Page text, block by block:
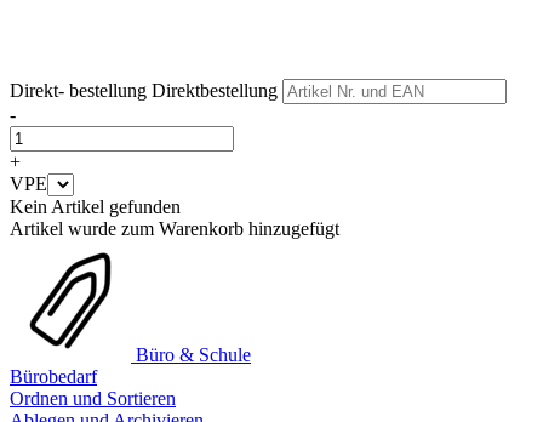
Direkt- bestellung Direktbestellung
-
+
VPE
Kein Artikel gefunden
Artikel wurde zum Warenkorb hinzugefügt
Büro & Schule
Bürobedarf
Ordnen und Sortieren